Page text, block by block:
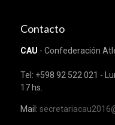
Contacto
CAU - Confederación
Tel: +598 92 522 021 -
17 hs.
Mail: